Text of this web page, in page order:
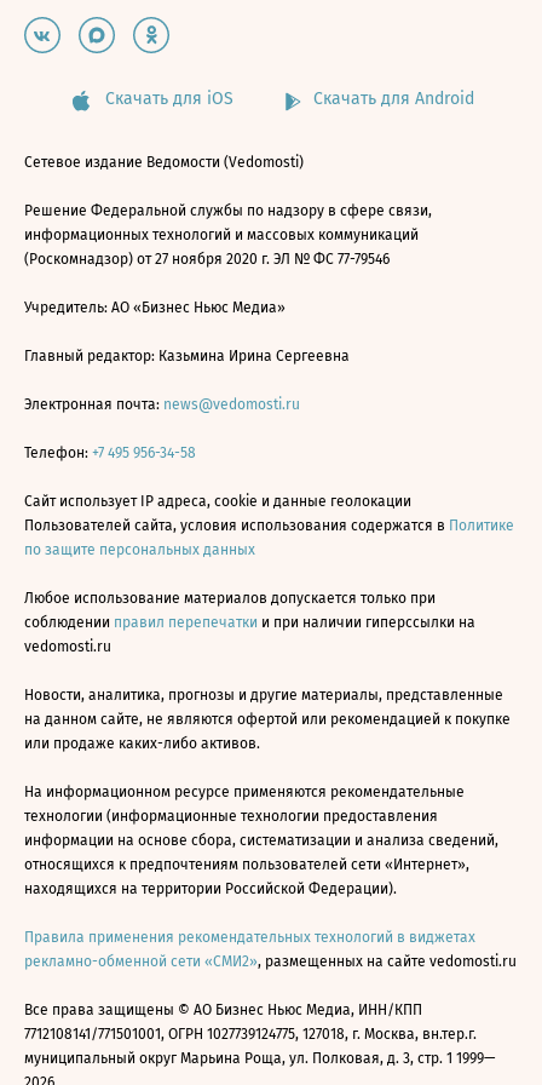
Скачать для iOS Скачать для Android
Сетевое издание Ведомости (Vedomosti)
Решение Федеральной службы по надзору в сфере связи,
информационных технологий и массовых коммуникаций
(Роскомнадзор) от 27 ноября 2020 г. ЭЛ № ФС 77-79546
Учредитель: АО «Бизнес Ньюс Медиа»
Главный редактор: Казьмина Ирина Сергеевна
Электронная почта: news@vedomosti.ru
Телефон: +7 495 956-34-58
Сайт использует IP адреса, cookie и данные геолокации
Пользователей сайта, условия использования содержатся в Политике
по защите персональных данных
Любое использование материалов допускается только при
соблюдении правил перепечатки и при наличии гиперссылки на
vedomosti.ru
Новости, аналитика, прогнозы и другие материалы, представленные
на данном сайте, не являются офертой или рекомендацией к покупке
или продаже каких-либо активов.
На информационном ресурсе применяются рекомендательные
технологии (информационные технологии предоставления
информации на основе сбора, систематизации и анализа сведений,
относящихся к предпочтениям пользователей сети «Интернет»,
находящихся на территории Российской Федерации).
Правила применения рекомендательных технологий в виджетах
рекламно-обменной сети «СМИ2», размещенных на сайте vedomosti.ru
Все права защищены © АО Бизнес Ньюс Медиа, ИНН/КПП
7712108141/771501001, ОГРН 1027739124775, 127018, г. Москва, вн.тер.г.
муниципальный округ Марьина Роща, ул. Полковая, д. 3, стр. 1 1999—